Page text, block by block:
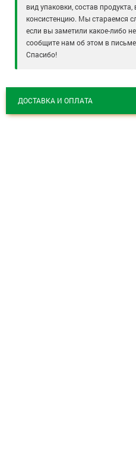
вид упаковки, состав
консистенцию. Мы стараемся
если вы заметили какое-либо
сообщите нам об этом в
Спасибо!
ДОСТАВКА И ОПЛАТА